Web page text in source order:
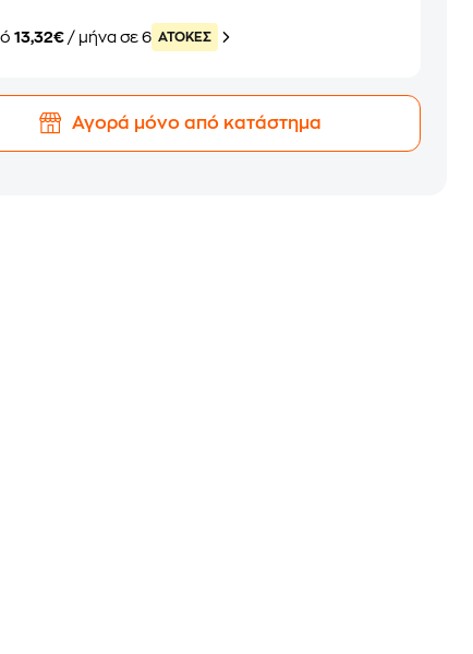
13,32€ / μήνα σε 6 ATOKEΣ
Αγορά μόνο από κατάστημα